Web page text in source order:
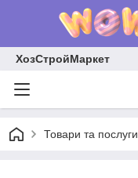
ХозСтройМаркет
Товари та послуги